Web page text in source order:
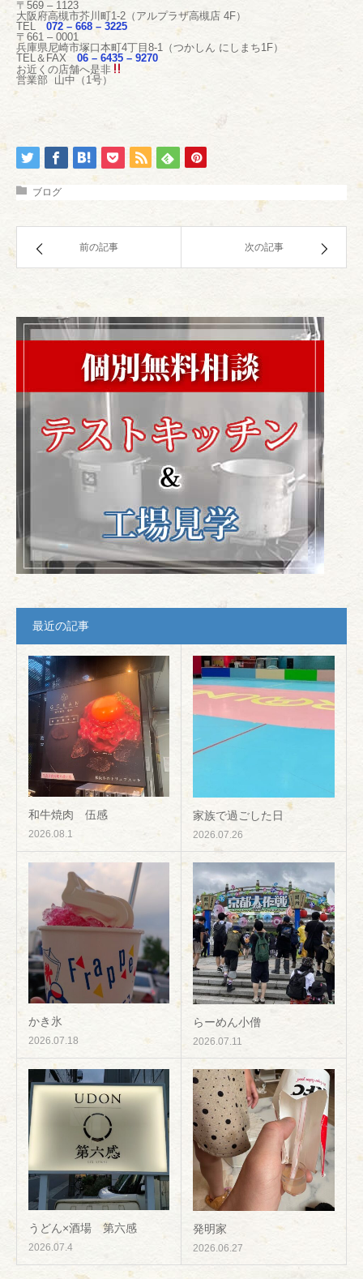
〒569 – 1123
大阪府高槻市芥川町1-2（アルプラザ高槻店 4F）
TEL 072 – 668 – 3225
〒661 – 0001
兵庫県尼崎市塚口本町4丁目8-1（つかしん にしまち1F）
TEL＆FAX 06 – 6435 – 9270
お近くの店舗へ是非
営業部 山中（1号）
ブログ
前の記事 次の記事
最近の記事
和牛焼肉 伍感
2026.08.1
家族で過ごした日
2026.07.26
かき氷
2026.07.18
らーめん小僧
2026.07.11
うどん×酒場 第六感
2026.07.4
発明家
2026.06.27